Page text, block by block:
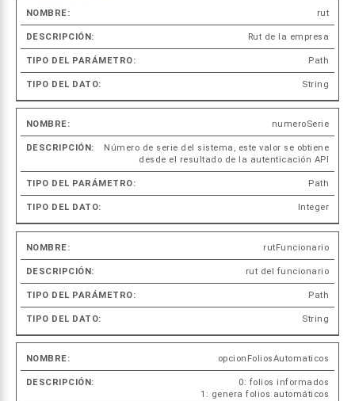
Nombre Descripción
Tipo del
parámetro
del
rut
Rut de la empresa
Path
String
numeroSerie
Número de serie del sistema, este valor se obtiene
desde el resultado de la autenticación API
Path
Integer
rutFuncionario
rut del funcionario
Path
String
opcionFoliosAutomaticos
0: folios informados
1: genera folios automáticos